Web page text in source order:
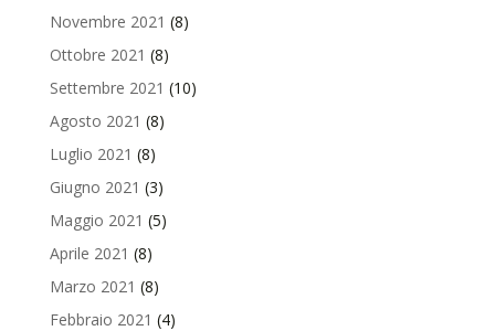
Novembre 2021 (8)
Ottobre 2021 (8)
Settembre 2021 (10)
Agosto 2021 (8)
Luglio 2021 (8)
Giugno 2021 (3)
Maggio 2021 (5)
Aprile 2021 (8)
Marzo 2021 (8)
Febbraio 2021 (4)